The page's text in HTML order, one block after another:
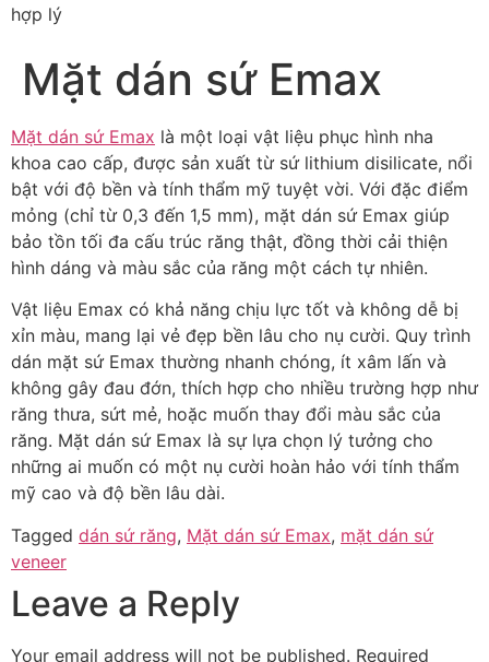
hợp lý
Mặt dán sứ Emax
Mặt dán sứ Emax là một loại vật liệu phục hình nha
khoa cao cấp, được sản xuất từ sứ lithium disilicate, nổi
bật với độ bền và tính thẩm mỹ tuyệt vời. Với đặc điểm
mỏng (chỉ từ 0,3 đến 1,5 mm), mặt dán sứ Emax giúp
bảo tồn tối đa cấu trúc răng thật, đồng thời cải thiện
hình dáng và màu sắc của răng một cách tự nhiên.
Vật liệu Emax có khả năng chịu lực tốt và không dễ bị
xỉn màu, mang lại vẻ đẹp bền lâu cho nụ cười. Quy trình
dán mặt sứ Emax thường nhanh chóng, ít xâm lấn và
không gây đau đớn, thích hợp cho nhiều trường hợp như
răng thưa, sứt mẻ, hoặc muốn thay đổi màu sắc của
răng. Mặt dán sứ Emax là sự lựa chọn lý tưởng cho
những ai muốn có một nụ cười hoàn hảo với tính thẩm
mỹ cao và độ bền lâu dài.
Tagged dán sứ răng, Mặt dán sứ Emax, mặt dán sứ
veneer
Leave a Reply
Your email address will not be published. Required